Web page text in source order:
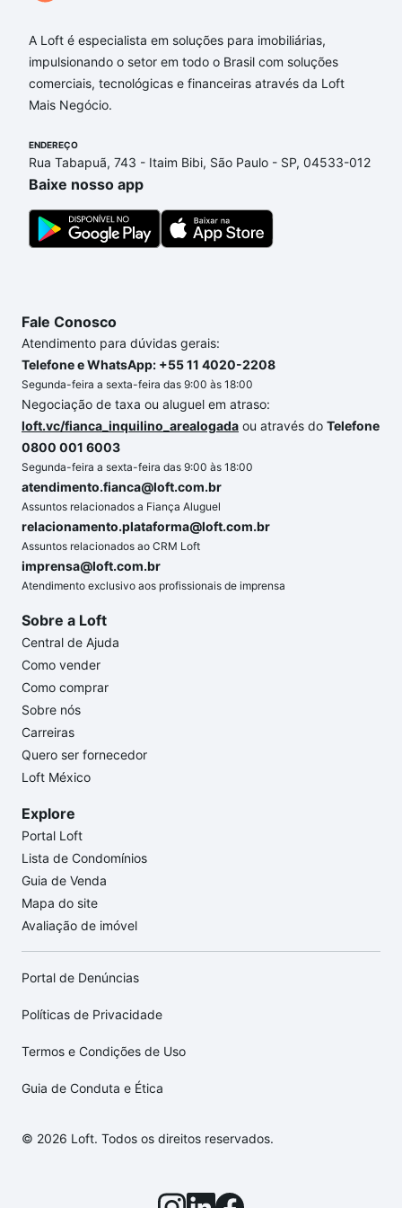
Parnaíba, SP que custam a partir de R$ 0 e com
nossas opções de financiamento imobiliário as
parcelas podem se adequar ao seu orçamento. Se
ainda tem alguma dúvida dos custos envolvidos no
custa comprar um apartamento
gente para comprar o imóvel dos seus sonhos com
segurança e conforto. Loft, com você até as
chaves.
A Loft é especialista em soluções para imobiliárias,
impulsionando o setor em todo o Brasil com soluções
comerciais, tecnológicas e financeiras através da Loft
Mais Negócio.
ENDEREÇO
Rua Tabapuã, 743 - Itaim Bibi, São Paulo - SP, 04533-012
Baixe nosso app
Fale Conosco
Atendimento para dúvidas gerais:
Telefone e WhatsApp: +55 11 4020-2208
Segunda-feira a sexta-feira das 9:00 às 18:00
Negociação de taxa ou aluguel em atraso:
loft.vc/fianca_inquilino_arealogada ou através do Telefone
0800 001 6003
Segunda-feira a sexta-feira das 9:00 às 18:00
atendimento.fianca@loft.com.br
Assuntos relacionados a Fiança Aluguel
relacionamento.plataforma@loft.com.br
Assuntos relacionados ao CRM Loft
imprensa@loft.com.br
Atendimento exclusivo aos profissionais de imprensa
Sobre a Loft
Central de Ajuda
Como vender
Como comprar
Sobre nós
Carreiras
Quero ser fornecedor
Loft México
Explore
Portal Loft
Lista de Condomínios
Guia de Venda
Mapa do site
Avaliação de imóvel
Portal de Denúncias
Políticas de Privacidade
Termos e Condições de Uso
Guia de Conduta e Ética
© 2026 Loft. Todos os direitos reservados.